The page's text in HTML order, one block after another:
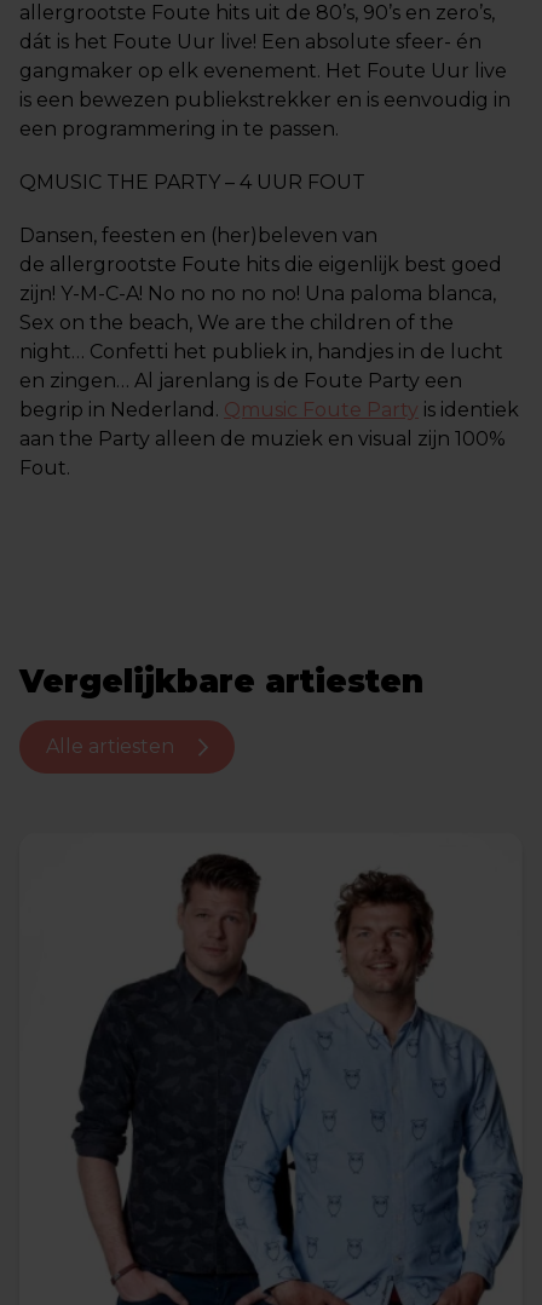
allergrootste Foute hits uit de 80’s, 90’s en zero’s,
dát is het Foute Uur live! Een absolute sfeer- én
gangmaker op elk evenement. Het Foute Uur live
is een bewezen publiekstrekker en is eenvoudig in
een programmering in te passen.
QMUSIC THE PARTY – 4 UUR FOUT
Dansen, feesten en (her)beleven van
de allergrootste Foute hits die eigenlijk best goed
zijn! Y-M-C-A! No no no no no! Una paloma blanca,
Sex on the beach, We are the children of the
night… Confetti het publiek in, handjes in de lucht
en zingen… Al jarenlang is de Foute Party een
begrip in Nederland. Qmusic Foute Party is identiek
aan the Party alleen de muziek en visual zijn 100%
Fout.
Vergelijkbare artiesten
Alle artiesten